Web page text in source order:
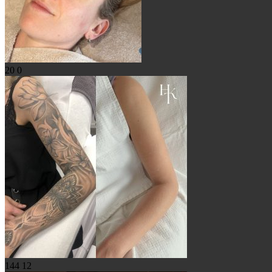
20 0
144 12